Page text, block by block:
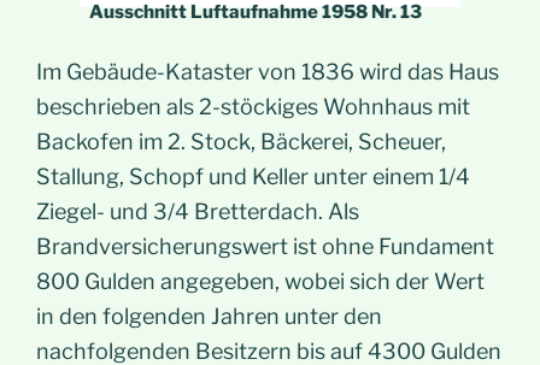
Ausschnitt Luftaufnahme 1958 Nr. 13
Im Gebäude-Kataster von 1836 wird das Haus
beschrieben als 2-stöckiges Wohnhaus mit
Backofen im 2. Stock, Bäckerei, Scheuer,
Stallung, Schopf und Keller unter einem 1/4
Ziegel- und 3/4 Bretterdach. Als
Brandversicherungswert ist ohne Fundament
800 Gulden angegeben, wobei sich der Wert
in den folgenden Jahren unter den
nachfolgenden Besitzern bis auf 4300 Gulden